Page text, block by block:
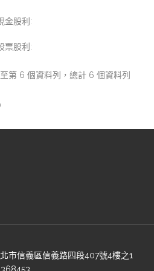
金股利:
票股利:
第 6 個資料列，總計 6 個資料列
市信義區信義路四段407號4樓之1